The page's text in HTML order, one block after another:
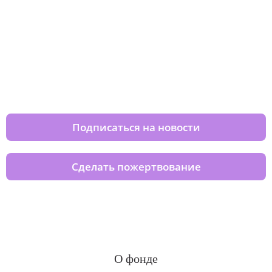
Подписаться на новости
Сделать пожертвование
О фонде